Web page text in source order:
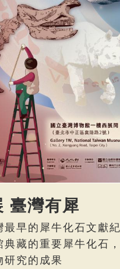
臺灣有犀
最早的犀牛化石文獻
典藏的重要犀牛化石
研究的成果